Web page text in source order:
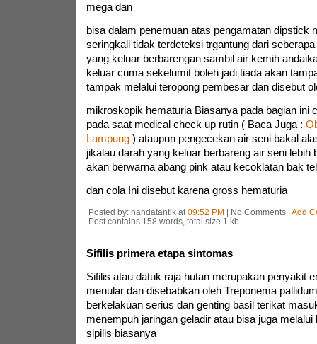
mega dan
bisa dalam penemuan atas pengamatan dipstick
seringkali tidak terdeteksi trgantung dari
yang keluar berbarengan sambil air kemih
keluar cuma sekelumit boleh jadi tiada akan
tampak melalui teropong pembesar dan disebut
mikroskopik hematuria Biasanya pada bagian ini
pada saat medical check up rutin ( Baca Juga :
Lampung) ataupun pengecekan air seni bakal
jikalau darah yang keluar berbareng air seni lebih
akan berwarna abang pink atau kecoklatan bak
dan cola Ini disebut karena gross hematuria
Posted by: nandatantik at 09:52 PM | No Comments | Add
Post contains 158 words, total size 1 kb.
Sifilis primera etapa sintomas
Sifilis atau datuk raja hutan merupakan penyakit
menular dan disebabkan oleh Treponema
berkelakuan serius dan genting basil terikat
menempuh jaringan geladir atau bisa juga melalui
sipilis biasanya